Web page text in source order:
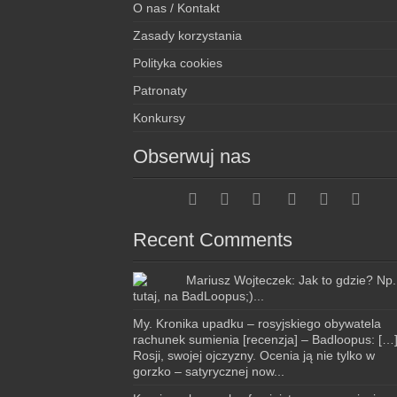
O nas / Kontakt
Zasady korzystania
Polityka cookies
Patronaty
Konkursy
Obserwuj nas
Recent Comments
Mariusz Wojteczek: Jak to gdzie? Np.
tutaj, na BadLoopus;)...
My. Kronika upadku – rosyjskiego obywatela
rachunek sumienia [recenzja] – Badloopus: […]
Rosji, swojej ojczyzny. Ocenia ją nie tylko w
gorzko – satyrycznej now...